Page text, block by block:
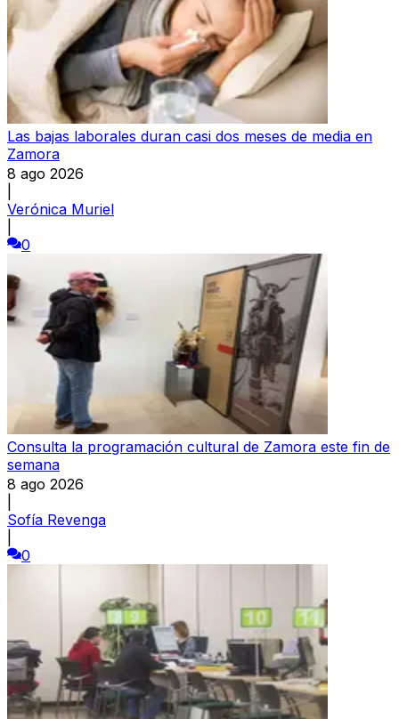
Las bajas laborales duran casi dos meses de media en
Zamora
8 ago 2026
Verónica Muriel
0
Consulta la programación cultural de Zamora este fin de
semana
8 ago 2026
Sofía Revenga
0